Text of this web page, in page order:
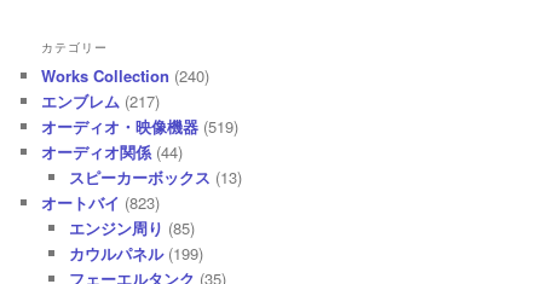
カテゴリー
Works Collection (240)
エンブレム (217)
オーディオ・映像機器 (519)
オーディオ関係 (44)
スピーカーボックス (13)
オートバイ (823)
エンジン周り (85)
カウルパネル(199)
フェーエルタンク (35)